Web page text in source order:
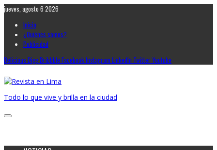
jueves, agosto 6 2026
Inicio
¿Quiénes somos?
Publicidad
Delicious DiggDribbble FacebookInstagram LinkedIn TwitterYoutube
Todo lo que vive y brilla en la ciudad